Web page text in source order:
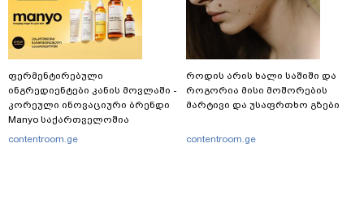
ფერმენტირებული
ინგრედიენტები კანის მოვლაში -
კორეული ინოვაციური ბრენდი
Manyo საქართველოშია
contentroom.ge
როდის არის ხალი საშიში და
როგორია მისი მოშორების
მარტივი და უსაფრთხო გზები
contentroom.ge